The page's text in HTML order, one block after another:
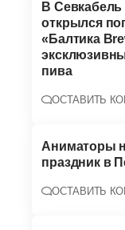
В
открылся
«Балтика
пива
ОСТАВИТЬ
Аниматоры
праздник в
ОСТАВИТЬ